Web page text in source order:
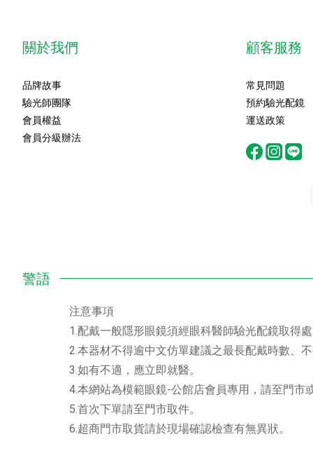
關於我們
品牌故事
驗光師團隊
會員權益
會員分級辦法
顧客服務
常見問題
預約驗光配鏡
運送政策
注意事項
1.配戴一般隱形眼鏡須經眼科醫師驗光配鏡取得
2.本器材不得逾中文仿單建議之最長配戴時數、
3.如有不適，應立即就醫。
4.本網站為模範眼鏡-公館店會員專用，請至門
5.首次下單請至門市取件。
6.超商門市取貨請於現場確認檢查有無異狀。